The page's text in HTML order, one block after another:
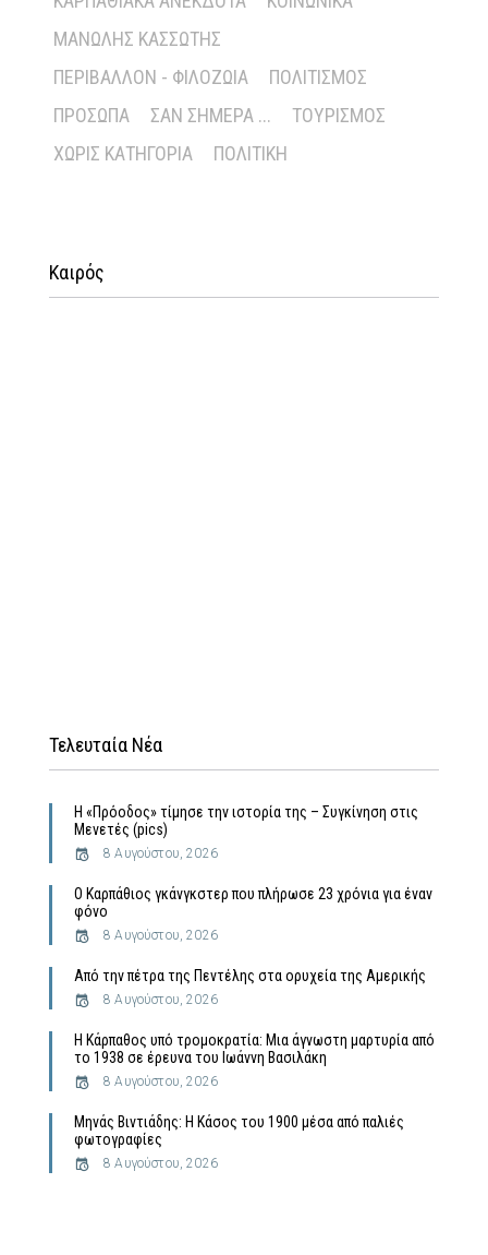
ΜΑΝΏΛΗΣ ΚΑΣΣΏΤΗΣ
ΠΕΡΙΒΆΛΛΟΝ - ΦΙΛΟΖΩΊΑ
ΠΟΛΙΤΙΣΜΌΣ
ΠΡΌΣΩΠΑ
ΣΑΝ ΣΉΜΕΡΑ ...
ΤΟΥΡΙΣΜΌΣ
ΧΩΡΊΣ ΚΑΤΗΓΟΡΊΑ
ΠΟΛΙΤΙΚΉ
Καιρός
Τελευταία Νέα
Η «Πρόοδος» τίμησε την ιστορία της – Συγκίνηση στις
Μενετές (pics)
8 Αυγούστου, 2026
Ο Καρπάθιος γκάνγκστερ που πλήρωσε 23 χρόνια για έναν
φόνο
8 Αυγούστου, 2026
Από την πέτρα της Πεντέλης στα ορυχεία της Αμερικής
8 Αυγούστου, 2026
Η Κάρπαθος υπό τρομοκρατία: Μια άγνωστη μαρτυρία από
το 1938 σε έρευνα του Ιωάννη Βασιλάκη
8 Αυγούστου, 2026
Μηνάς Βιντιάδης: Η Κάσος του 1900 μέσα από παλιές
φωτογραφίες
8 Αυγούστου, 2026